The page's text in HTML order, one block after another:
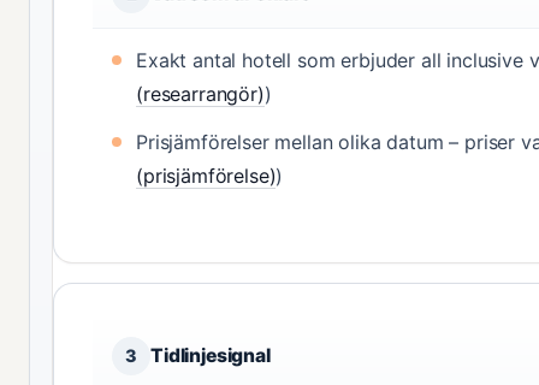
Exakt antal hotell som erbjuder all inclusive
(researrangör))
Prisjämförelser mellan olika datum – priser
(prisjämförelse))
3 Tidlinjesignal